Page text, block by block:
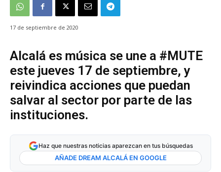
17 de septiembre de 2020
Alcalá es música se une a #MUTE
este jueves 17 de septiembre, y
reivindica acciones que puedan
salvar al sector por parte de las
instituciones.
Haz que nuestras noticias aparezcan en tus búsquedas
AÑADE DREAM ALCALÁ EN GOOGLE